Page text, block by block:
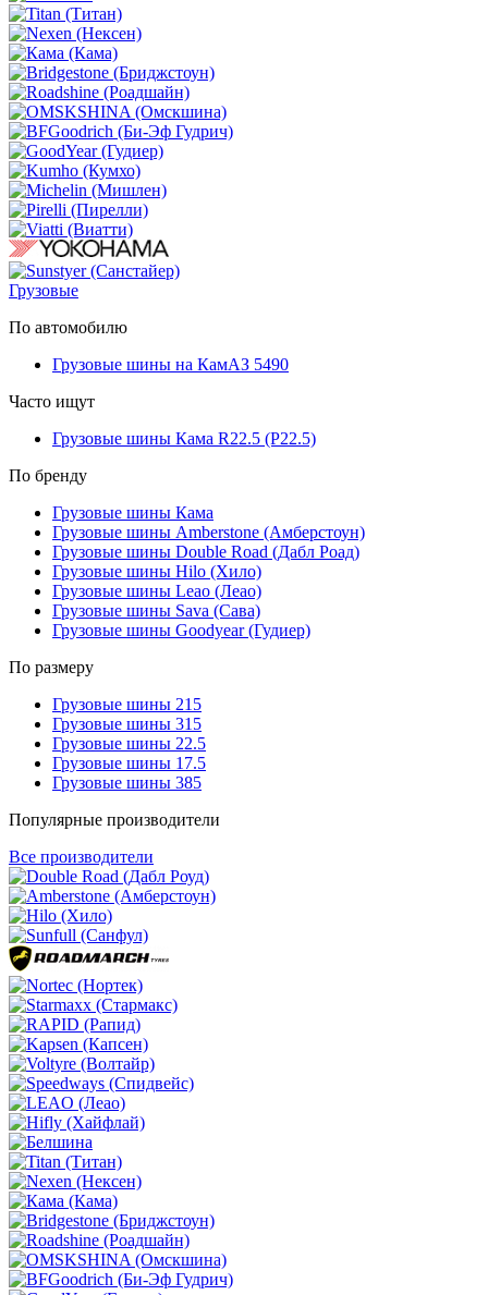
Грузовые
По автомобилю
Грузовые шины на КамАЗ 5490
Часто ищут
Грузовые шины Кама R22.5 (Р22.5)
По бренду
Грузовые шины Кама
Грузовые шины Amberstone (Амберстоун)
Грузовые шины Double Road (Дабл Роад)
Грузовые шины Hilo (Хило)
Грузовые шины Leao (Леао)
Грузовые шины Sava (Сава)
Грузовые шины Goodyear (Гудиер)
По размеру
Грузовые шины 215
Грузовые шины 315
Грузовые шины 22.5
Грузовые шины 17.5
Грузовые шины 385
Популярные производители
Все производители